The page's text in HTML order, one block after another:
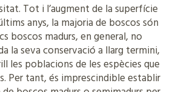
Tot i l’augment de la superfície
anys, la majoria de boscos són
boscos madurs, en general, no
la seva conservació a llarg termini,
les poblacions de les espècies que
Per tant, és imprescindible establir